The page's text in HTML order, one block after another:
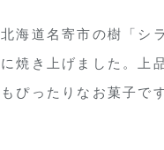
北海道名寄市の樹「シ
に焼き上げました。上
もぴったりなお菓子で